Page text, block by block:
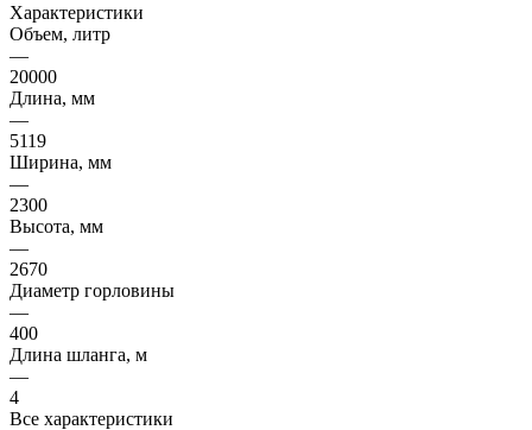
Характеристики
Объем, литр
—
20000
Длина, мм
—
5119
Ширина, мм
—
2300
Высота, мм
—
2670
Диаметр горловины
—
400
Длина шланга, м
—
4
Все характеристики